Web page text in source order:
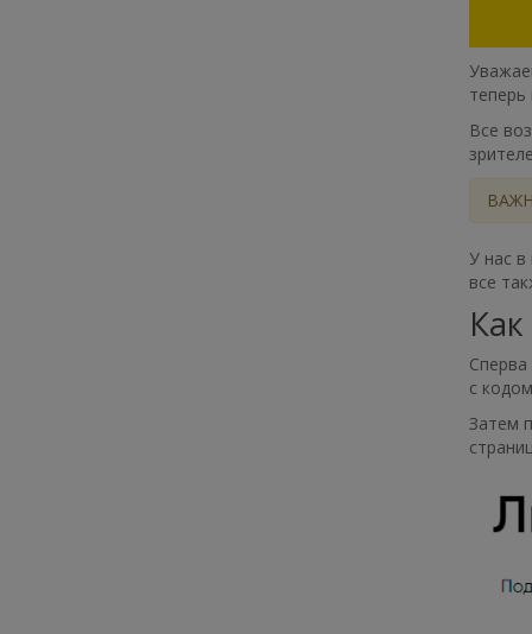
теперь
Все
У нас
все
с
Затем